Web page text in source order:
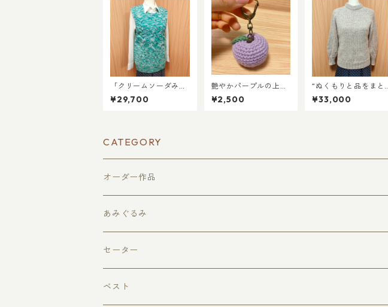
「クリームソーダみた
いな優しさを」爽やか
ケーブル編みベスト
¥29,700
艶やかパープルの上質
ロアン 手編みミニり
んごキーホルダー
¥2,500
“ぬくもりと品をまと
う” ウール×アルパカの
ダブルネックセーター
¥33,000
CATEGORY
オーダー作品
あみぐるみ
果物
どうぶつ
セーター
ベスト